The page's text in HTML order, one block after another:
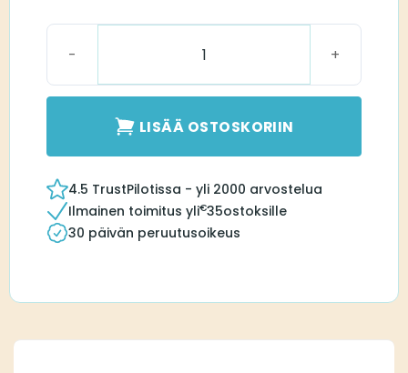
LISÄÄ OSTOSKORIIN
4.5 TrustPilotissa - yli 2000 arvostelua
Ilmainen toimitus yli€35ostoksille
30 päivän peruutusoikeus